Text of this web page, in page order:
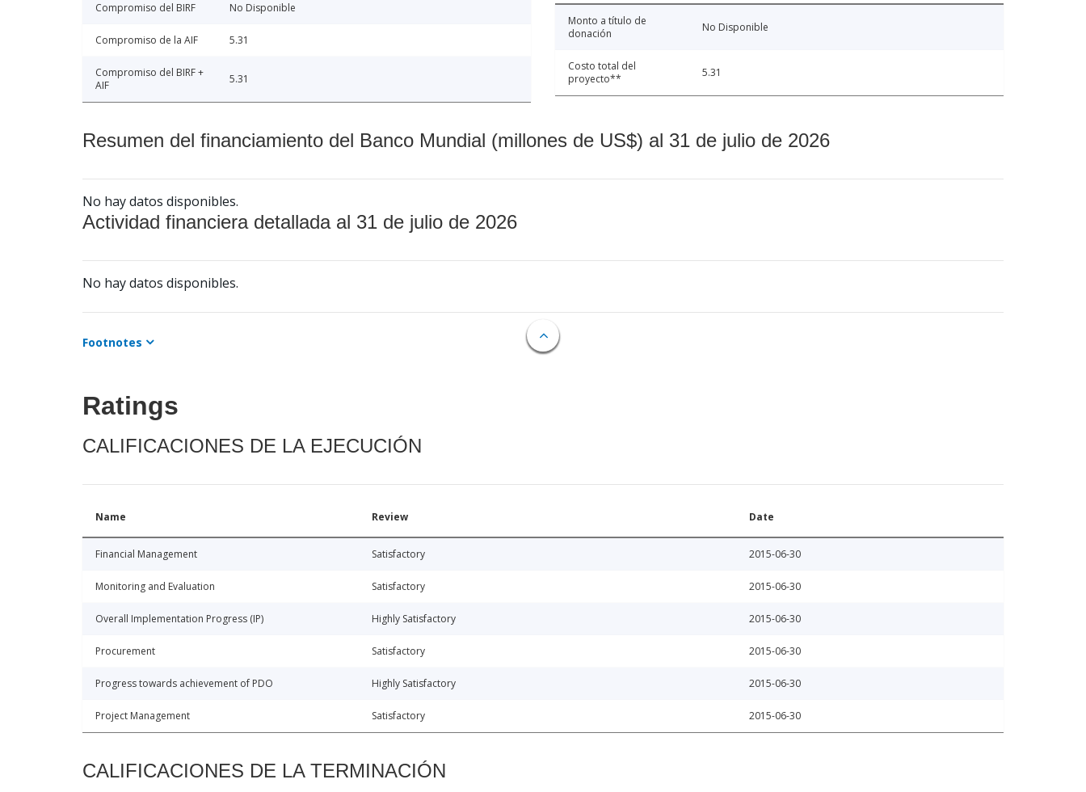
Compromiso del BIRF No Disponible
Compromiso de la AIF 5.31
Compromiso del BIRF +
AIF
5.31
Monto a título de
donación
No Disponible
Costo total del
proyecto**
5.31
Resumen del financiamiento del Banco Mundial (millones de US$) al 31 de julio de 2026
No hay datos disponibles.
Actividad financiera detallada al 31 de julio de 2026
No hay datos disponibles.
Footnotes
Ratings
CALIFICACIONES DE LA EJECUCIÓN
Name Review Date
Financial Management Satisfactory 2015-06-30
Monitoring and Evaluation Satisfactory 2015-06-30
Overall Implementation Progress (IP) Highly Satisfactory 2015-06-30
Procurement Satisfactory 2015-06-30
Progress towards achievement of PDO Highly Satisfactory 2015-06-30
Project Management Satisfactory 2015-06-30
CALIFICACIONES DE LA TERMINACIÓN